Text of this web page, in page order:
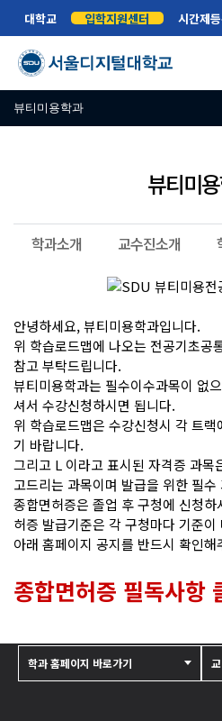
대학교 입학지원센터 시간제
뷰티미용학과
뷰티미
학과소개 교수진소개
안녕하세요, 뷰티미용학과입니다.
위 학습로드맵에 나오는 전공기초공
참고 부탁드립니다.
뷰티미용학과는 필수이수과목이 없
셔서 수강신청하시면 됩니다.
위 학습로드맵은 수강신청시 각 트
기 바랍니다.
그리고 L 이라고 표시된 자격증 과목
고드리는 과목이며 발급을 위한 필수
종합면허증은 졸업 후 구청에 신청
허증 발급기준은 각 구청마다 기준
아래 홈페이지 공지를 반드시 확인
종합면허증 필독사항
학과 홈페이지 바로가기